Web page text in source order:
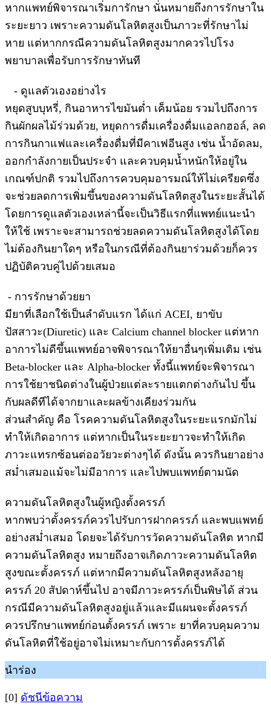
หากแพทย์พิจารณาเริ่มการักษา นั่นหมายถึงการรักษาใน
ระยะยาว เพราะความดันโลหิตสูงเป็นภาวะที่รักษาไม่
หาย แต่หากกรณีความดันโลหิตสูงมากควรไปโรง
พยาบาลเพื่อรับการรักษาทันที
- ดูแลตัวเองอย่างไร
หยุดสูบบุหรี่, กินอาหารไขมันต่ำ เค็มน้อย รวมไปถึงการ
กินผักผลไม้ร่วมด้วย, หยุดการดื่มเครื่องดื่มแอลกฮอล์, ลด
การกินกาแฟและเครื่องดื่มที่มีคาเฟอีนสูง เช่น น้ำอัดลม,
ออกกำลังกายเป็นประจำ และควบคุมน้ำหนักให้อยู่ใน
เกณฑ์ปกติ รวมไปถึงการควบคุมอารมณ์ให้ไม่เครียดซึ่ง
จะช่วยลดการเพิ่มขึ้นของความดันโลหิตสูงในระยะสั้นได้
โดยการดูแลตัวเองเหล่านี้จะเป็นวิธีแรกที่แพทย์แนะนำ
ให้ใช้ เพราะจะสามารถช่วยลดความดันโลหิตสูงได้โดย
ไม่ต้องกินยาใดๆ หรือในกรณีที่ต้องกินยาร่วมด้วยก็ควร
ปฏิบัติควบคู่ไปด้วยเสมอ
- การรักษาด้วยยา
มียาที่เลือกใช้เป็นลำดับแรก ได้แก่ ACEI, ยาขับ
ปัสสาวะ(Diuretic) และ Calcium channel blocker แต่หาก
อาการไม่ดีขึ้นแพทย์อาจพิจารณาให้ยาอื่นๆเพิ่มเติม เช่น
Beta-blocker และ Alpha-blocker ทั้งนี้แพทย์จะพิจารณา
การใช้ยาชนิดต่างในผู้ป่วยแต่ละรายแตกต่างกันไป ขึ้น
กับผลดีทีได้จากยาและผลข้างเคียงร่วมกัน
ส่วนสำคัญ คือ โรคความดันโลหิตสูงในระยะแรกมักไม่
ทำให้เกิดอาการ แต่หากเป็นในระยะยาวจะทำให้เกิด
ภาวะแทรกซ้อนต่ออวัยวะต่างๆได้ ดังนั้น ควรกินยาอย่าง
สม่ำเสมอแม้จะไม่มีอาการ และไปพบแพทย์ตามนัด
ความดันโลหิตสูงในผู้หญิงตั้งครรภ์
หากพบว่าตั้งครรภ์ควรไปรับการฝากครรภ์ และพบแพทย์
อย่างสม่ำเสมอ โดยจะได้รับการวัดความดันโลหิต หากมี
ความดันโลหิตสูง หมายถึงอาจเกิดภาวะความดันโลหิต
สูงขณะตั้งครรภ์ แต่หากมีความดันโลหิตสูงหลังอายุ
ครรภ์ 20 สัปดาห์ขึ้นไป อาจมีภาวะครรภ์เป็นพิษได้ ส่วน
กรณีมีความดันโลหิตสูงอยู่แล้วและมีแผนจะตั้งครรภ์
ควรปรึกษาแพทย์ก่อนตั้งครรภ์ เพราะ ยาที่ควบคุมความ
ดันโลหิตที่ใช้อยู่อาจไม่เหมาะกับการตั้งครรภ์ได้
นำร่อง
[0] ดัชนีข้อความ